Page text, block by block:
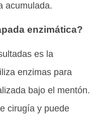
acumulada.
enzimática?
es la
enzimas para
bajo el mentón.
cirugía y puede